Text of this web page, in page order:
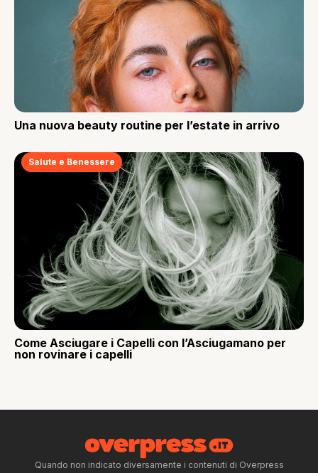
Una nuova beauty routine per l’estate in arrivo
Salute e Benessere
Come Asciugare i Capelli con l’Asciugamano per
non rovinare i capelli
Quando non indicato diversamente i contenuti di Overpress